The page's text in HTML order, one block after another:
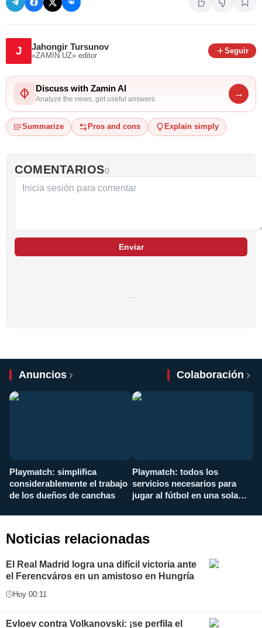
J Jahongir Tursunov
«ZAMIN.UZ» editor
Seguir
Discuss with Zamin AI
Analyze the news, get useful answers
→
Summarize Pros and cons Explain simply
COMENTARIOS0
Enviar
Anuncios Colaboración
Playmatch: simplifica
considerablemente el trabajo
de los dueños de canchas
Playmatch: todos los
servicios necesarios para
jugar al fútbol en una sola
Noticias relacionadas
El Real Madrid logra una difícil victoria ante
el Ferencváros en un amistoso en Hungría
Hoy 00:11
Evloev contra Volkanovski: ¡se perfila el